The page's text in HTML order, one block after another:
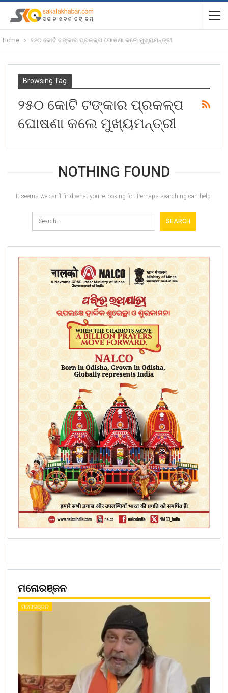
Home ୨୫୦ କୋଟି ଟଙ୍କାର ପ୍ରକଳ୍ପ ଘୋଷଣା କଲେ ମୁଖ୍ୟମନ୍ତ୍ରୀ
Browsing Tag
୨୫୦ କୋଟି ଟଙ୍କାର ପ୍ରକଳ୍ପ
ଘୋଷଣା କଲେ ମୁଖ୍ୟମନ୍ତ୍ରୀ
NOTHING FOUND
It seems we can’t find what you’re looking for. Perhaps searching can help.
ମନୋରଞ୍ଜନ
ମନୋରଞ୍ଜନ